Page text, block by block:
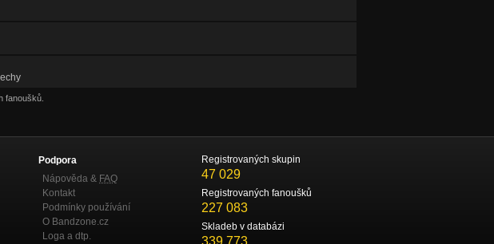
fanoušků.
Podpora
Nápověda & FAQ
Kontakt
Podmínky používání
O Bandzone.cz
Loga a dtp.
Registrovaných skupin
47 029
Registrovaných fanoušků
227 083
Skladeb v databázi